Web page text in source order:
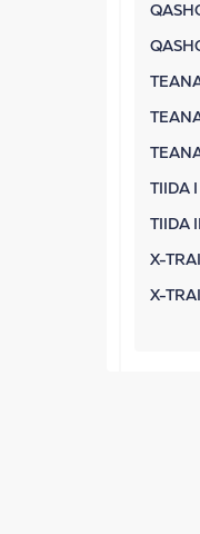
TIIDA
TIIDA
X-
X-